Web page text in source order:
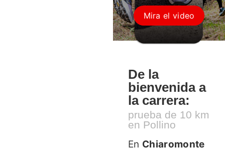
Mira el video
De la
bienvenida a
la carrera:
prueba de 10 km
en Pollino
En Chiaromonte